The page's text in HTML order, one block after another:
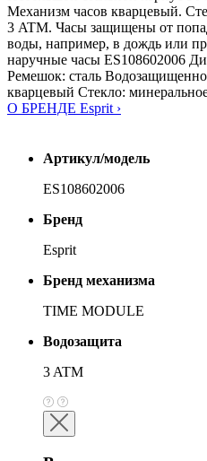
Механизм часов кварцевый.
3 ATM. Часы защищены от
воды, например, в дождь или
наручные часы ES108602006
Ремешок: сталь
кварцевый Стекло:
О БРЕНДЕ Esprit ›
Артикул/модель
ES108602006
Бренд
Esprit
Бренд механизма
TIME MODULE
Водозащита
3 ATM